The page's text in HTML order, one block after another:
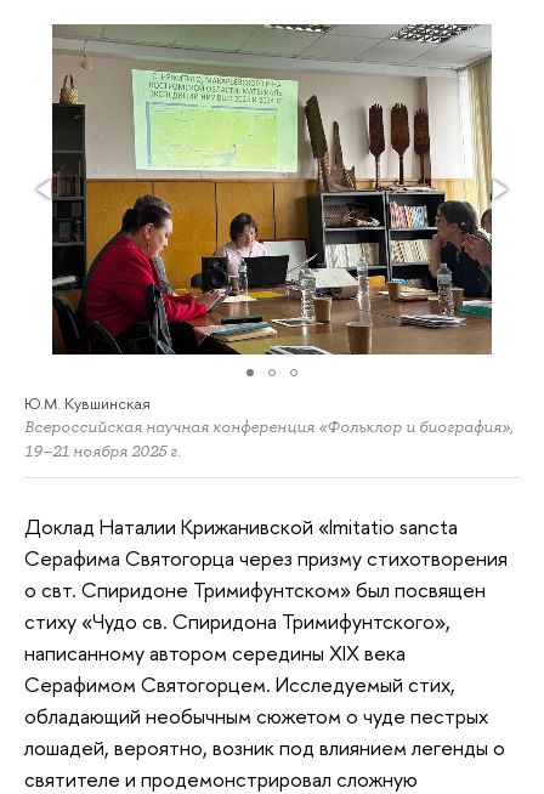
Ю.М. Кувшинская
Всероссийская научная конференция «Фольклор и биография»,
19–21 ноября 2025 г.
Доклад Наталии Крижанивской «Imitatio sancta
Серафима Святогорца через призму стихотворения
о свт. Спиридоне Тримифунтском» был посвящен
стиху «Чудо св. Спиридона Тримифунтского»,
написанному автором середины XIX века
Серафимом Святогорцем. Исследуемый стих,
обладающий необычным сюжетом о чуде пестрых
лошадей, вероятно, возник под влиянием легенды о
святителе и продемонстрировал сложную